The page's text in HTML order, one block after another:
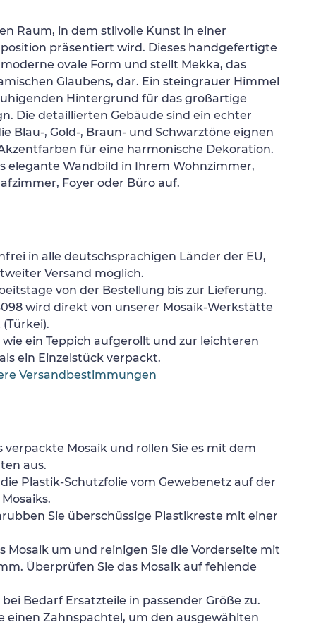
Raum, in dem stilvolle Kunst in einer
präsentiert wird. Dieses handgefertigte
ovale Form und stellt Mekka, das
Glaubens, dar. Ein steingrauer Himmel
Hintergrund für das großartige
Die detaillierten Gebäude sind ein echter
Blau-, Gold-, Braun- und Schwarztöne eignen
für eine harmonische Dekoration.
elegante Wandbild in Ihrem Wohnzimmer,
Foyer oder Büro auf.
in alle deutschsprachigen Länder der EU,
Versand möglich.
von der Bestellung bis zur Lieferung.
wird direkt von unserer Mosaik-Werkstätte
wie ein Teppich aufgerollt und zur leichteren
ein Einzelstück verpackt.
Versandbestimmungen
verpackte Mosaik und rollen Sie es mit dem
aus.
Plastik-Schutzfolie vom Gewebenetz auf der
Sie überschüssige Plastikreste mit einer
Mosaik um und reinigen Sie die Vorderseite mit
Überprüfen Sie das Mosaik auf fehlende
Bedarf Ersatzteile in passender Größe zu.
einen Zahnspachtel, um den ausgewählten